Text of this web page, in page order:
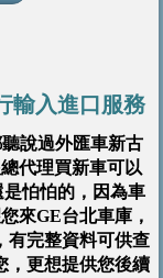
輸入進口服務
說過外匯車新古
代理買新車可以
怕怕的，因為車
來GE台北車庫，
有完整資料可供查
，更想提供您後續